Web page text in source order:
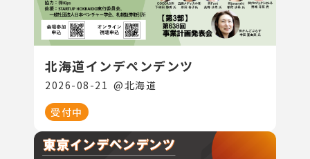
北海道インデペンデンツ
2026-08-21 @北海道
受付中